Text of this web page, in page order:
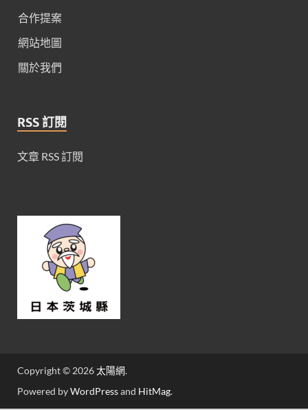
合作提案
網站地圖
關於我們
RSS 訂閱
文章 RSS 訂閱
Copyright © 2026太陽網.
Powered byWordPressand HitMag.